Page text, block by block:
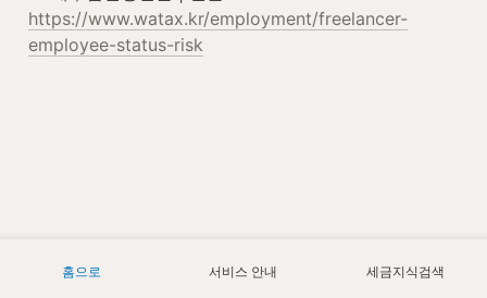
https://www.watax.kr/employment/freelancer-
employee-status-risk
홈으로 서비스 안내 세금지식검색